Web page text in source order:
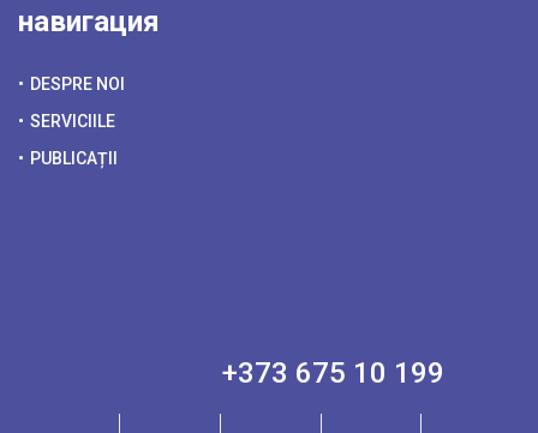
навигация
DESPRE NOI
SERVICIILE
PUBLICAȚII
+373 675 10 199